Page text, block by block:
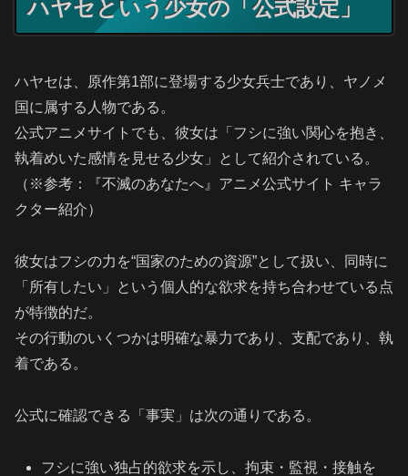
ハヤセという少女の「公式設定」
ハヤセは、原作第1部に登場する少女兵士であり、ヤノメ
国に属する人物である。
公式アニメサイトでも、彼女は「フシに強い関心を抱き、
執着めいた感情を見せる少女」として紹介されている。
（※参考：『不滅のあなたへ』アニメ公式サイト キャラ
クター紹介）
彼女はフシの力を“国家のための資源”として扱い、同時に
「所有したい」という個人的な欲求を持ち合わせている点
が特徴的だ。
その行動のいくつかは明確な暴力であり、支配であり、執
着である。
公式に確認できる「事実」は次の通りである。
フシに強い独占的欲求を示し、拘束・監視・接触を